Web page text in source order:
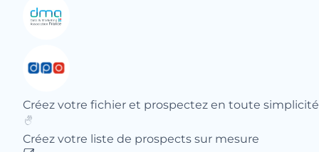
Créez votre fichier et prospectez en toute
Créez votre liste de prospects sur mesure